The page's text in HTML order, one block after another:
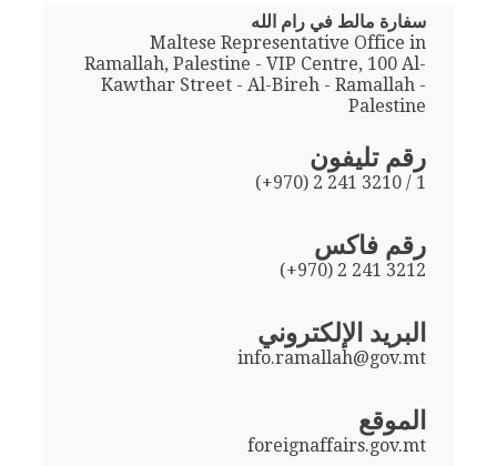
سفارة مالط في رام الله
Maltese Representative Office in
Ramallah, Palestine - VIP Centre, 100 Al-
Kawthar Street - Al-Bireh - Ramallah -
Palestine
رقم تليفون
(+970) 2 241 3210 / 1
رقم فاكس
(+970) 2 241 3212
البريد الإلكتروني
info.ramallah@gov.mt
الموقع
foreignaffairs.gov.mt